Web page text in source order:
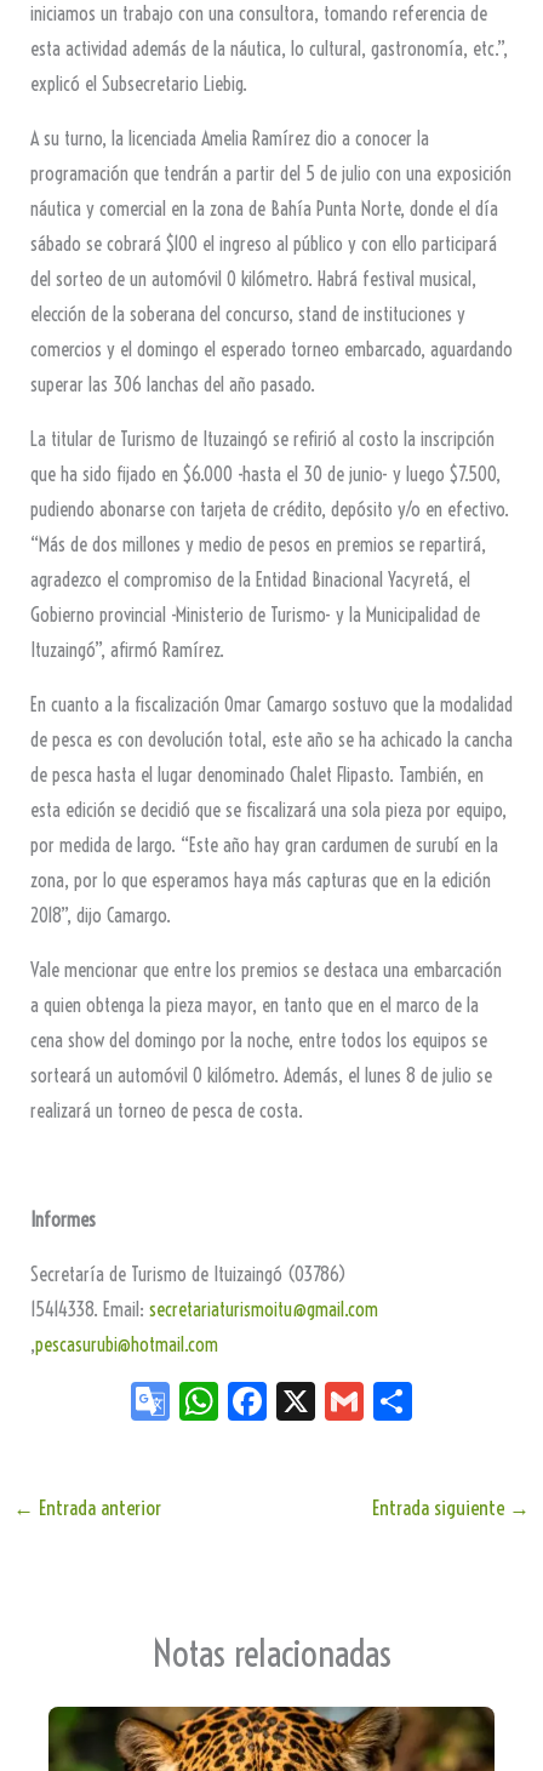
iniciamos un trabajo con una consultora, tomando referencia de
esta actividad además de la náutica, lo cultural, gastronomía, etc.”,
explicó el Subsecretario Liebig.
A su turno, la licenciada Amelia Ramírez dio a conocer la
programación que tendrán a partir del 5 de julio con una exposición
náutica y comercial en la zona de Bahía Punta Norte, donde el día
sábado se cobrará $100 el ingreso al público y con ello participará
del sorteo de un automóvil 0 kilómetro. Habrá festival musical,
elección de la soberana del concurso, stand de instituciones y
comercios y el domingo el esperado torneo embarcado, aguardando
superar las 306 lanchas del año pasado.
La titular de Turismo de Ituzaingó se refirió al costo la inscripción
que ha sido fijado en $6.000 -hasta el 30 de junio- y luego $7.500,
pudiendo abonarse con tarjeta de crédito, depósito y/o en efectivo.
“Más de dos millones y medio de pesos en premios se repartirá,
agradezco el compromiso de la Entidad Binacional Yacyretá, el
Gobierno provincial -Ministerio de Turismo- y la Municipalidad de
Ituzaingó”, afirmó Ramírez.
En cuanto a la fiscalización Omar Camargo sostuvo que la modalidad
de pesca es con devolución total, este año se ha achicado la cancha
de pesca hasta el lugar denominado Chalet Flipasto. También, en
esta edición se decidió que se fiscalizará una sola pieza por equipo,
por medida de largo. “Este año hay gran cardumen de surubí en la
zona, por lo que esperamos haya más capturas que en la edición
2018”, dijo Camargo.
Vale mencionar que entre los premios se destaca una embarcación
a quien obtenga la pieza mayor, en tanto que en el marco de la
cena show del domingo por la noche, entre todos los equipos se
sorteará un automóvil 0 kilómetro. Además, el lunes 8 de julio se
realizará un torneo de pesca de costa.
Informes
Secretaría de Turismo de Ituizaingó (03786)
15414338. Email: secretariaturismoitu@gmail.com
,pescasurubi@hotmail.com
Go
te
W
Fa
X
G
← Entrada anterior Entrada siguiente →
Notas relacionadas